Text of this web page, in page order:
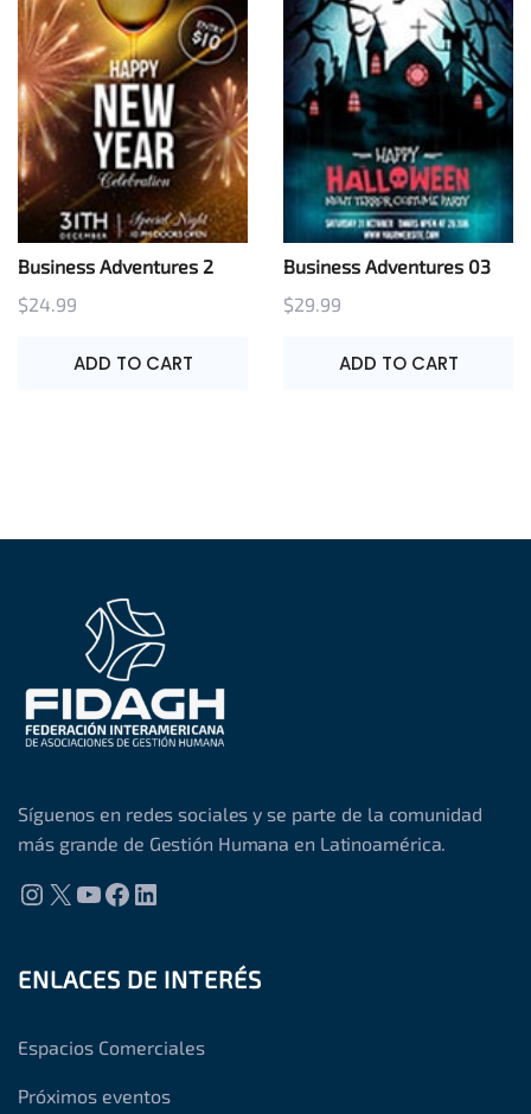
Business Adventures 2
$24.99
ADD TO CART
Business Adventures 03
$29.99
ADD TO CART
Síguenos en redes sociales y se parte de la comunidad
más grande de Gestión Humana en Latinoamérica.
Instagram
X YouTube
Facebook
LinkedIn
ENLACES DE INTERÉS
Espacios Comerciales
Próximos eventos